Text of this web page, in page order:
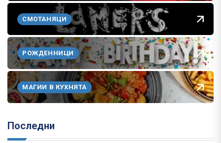
СМОТАНЯЦИ
РОЖДЕННИЦИ
МАГИИ В КУХНЯТА
Последни